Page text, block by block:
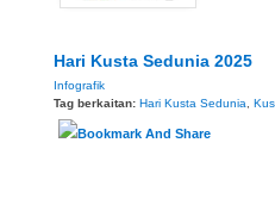
Hari Kusta Sedunia 2025
Infografik
Tag berkaitan: Hari Kusta Sedunia,